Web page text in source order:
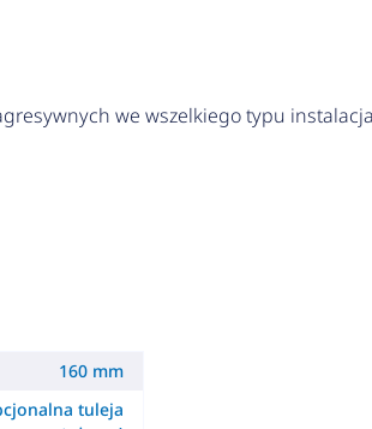
we wszelkiego typu
160 mm
tuleja